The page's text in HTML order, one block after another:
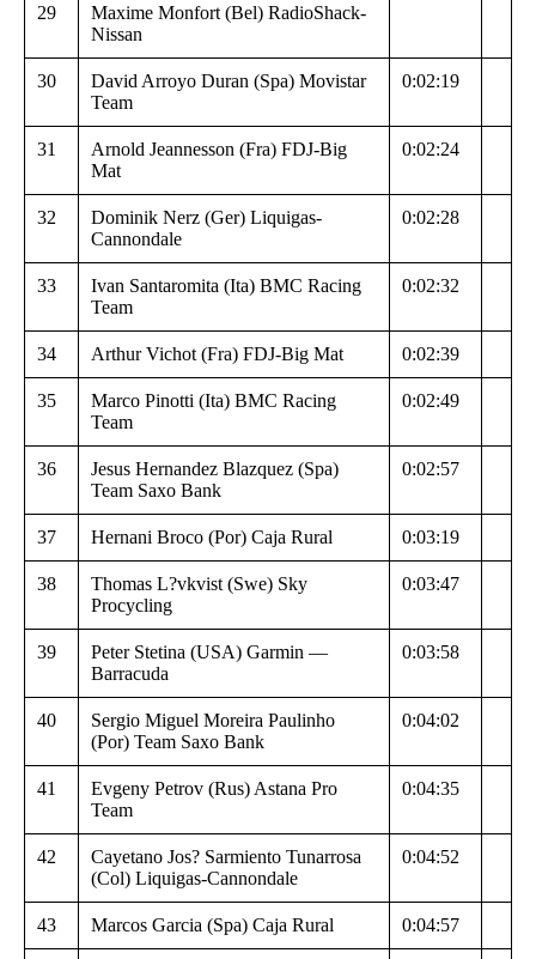
29
Maxime Monfort (Bel) RadioShack-
Nissan
30
David Arroyo Duran (Spa) Movistar
Team
0:02:19
31
Arnold Jeannesson (Fra) FDJ-Big
Mat
0:02:24
32
Dominik Nerz (Ger) Liquigas-
Cannondale
0:02:28
33
Ivan Santaromita (Ita) BMC Racing
Team
0:02:32
34 Arthur Vichot (Fra) FDJ-Big Mat 0:02:39
35
Marco Pinotti (Ita) BMC Racing
Team
0:02:49
36
Jesus Hernandez Blazquez (Spa)
Team Saxo Bank
0:02:57
37 Hernani Broco (Por) Caja Rural 0:03:19
38
Thomas L?vkvist (Swe) Sky
Procycling
0:03:47
39
Peter Stetina (USA) Garmin —
Barracuda
0:03:58
40
Sergio Miguel Moreira Paulinho
(Por) Team Saxo Bank
0:04:02
41
Evgeny Petrov (Rus) Astana Pro
Team
0:04:35
42
Cayetano Jos? Sarmiento Tunarrosa
(Col) Liquigas-Cannondale
0:04:52
43 Marcos Garcia (Spa) Caja Rural 0:04:57